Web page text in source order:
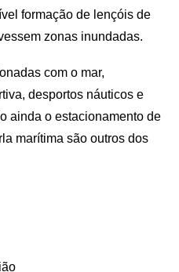
formação de lençóis de
zonas inundadas.
com o mar,
desportos náuticos e
ainda o estacionamento de
marítima são outros dos